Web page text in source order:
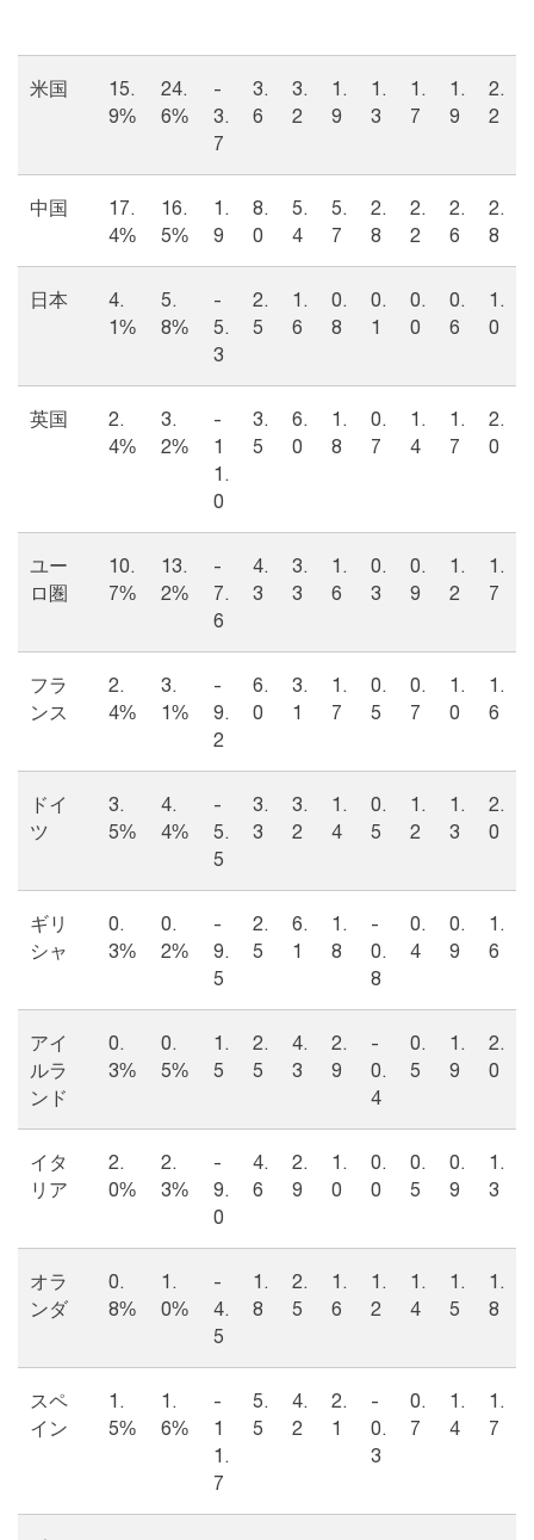
米国
15.
9%
24.
6%
-
3.
7
3.
6
3.
2
1.
9
1.
3
1.
7
1.
9
2.
2
中国
17.
4%
16.
5%
1.
9
8.
0
5.
4
5.
7
2.
8
2.
2
2.
6
2.
8
日本
4.
1%
5.
8%
-
5.
3
2.
5
1.
6
0.
8
0.
1
0.
0
0.
6
1.
0
英国
2.
4%
3.
2%
-
1
1.
0
3.
5
6.
0
1.
8
0.
7
1.
4
1.
7
2.
0
ユー
ロ圏
10.
7%
13.
2%
-
7.
6
4.
3
3.
3
1.
6
0.
3
0.
9
1.
2
1.
7
フラ
ンス
2.
4%
3.
1%
-
9.
2
6.
0
3.
1
1.
7
0.
5
0.
7
1.
0
1.
6
ドイ
ツ
3.
5%
4.
4%
-
5.
5
3.
3
3.
2
1.
4
0.
5
1.
2
1.
3
2.
0
ギリ
シャ
0.
3%
0.
2%
-
9.
5
2.
5
6.
1
1.
8
-
0.
8
0.
4
0.
9
1.
6
アイ
ルラ
ンド
0.
3%
0.
5%
1.
5
2.
5
4.
3
2.
9
-
0.
4
0.
5
1.
9
2.
0
イタ
リア
2.
0%
2.
3%
-
9.
0
4.
6
2.
9
1.
0
0.
0
0.
5
0.
9
1.
3
オラ
ンダ
0.
8%
1.
0%
-
4.
5
1.
8
2.
5
1.
6
1.
2
1.
4
1.
5
1.
8
スペ
イン
1.
5%
1.
6%
-
1
1.
7
5.
5
4.
2
2.
1
-
0.
3
0.
7
1.
4
1.
7